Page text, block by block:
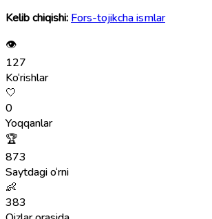
Kelib chiqishi: Fors-tojikcha ismlar
👁
127
Ko‘rishlar
🤍
0
Yoqqanlar
🏆
873
Saytdagi o‘rni
👶
383